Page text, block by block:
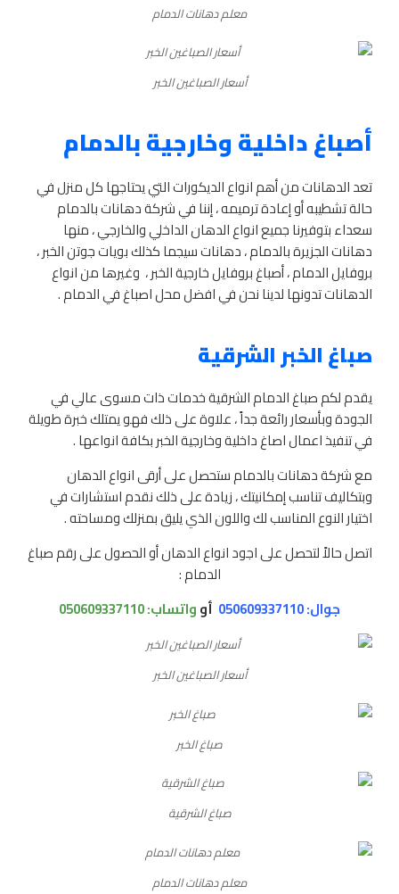
معلم دهانات الدمام
أسعار الصباغين الخبر
أصباغ داخلية وخارجية بالدمام
تعد الدهانات من أهم انواع الديكورات التي يحتاجها كل منزل في
حالة تشطيبه أو إعادة ترميمه ، إننا في شركة دهانات بالدمام
سعداء بتوفيرنا جميع انواع الدهان الداخلي والخارجي ، منها
دهانات الجزيرة بالدمام ، دهانات سيجما كذلك بويات جوتن الخبر ،
بروفايل الدمام ، أصباغ بروفايل خارجية الخبر ، وغيرها من انواع
الدهانات تدونها لدينا نحن في افضل محل اصباغ في الدمام .
صباغ الخبر الشرقية
يقدم لكم صباغ الدمام الشرقية خدمات ذات مسوى عالي في
الجودة وبأسعار رائعة جداً ، علاوة على ذلك فهو يمتلك خبرة طويلة
في تنفيذ اعمال اصاغ داخلية وخارجية الخبر بكافة انواعها .
مع شركة دهانات بالدمام ستحصل على أرقى انواع الدهان
وبتكاليف تناسب إمكانيتك ، زيادة على ذلك نقدم استشارات في
اختيار النوع المناسب لك واللون الذي يليق بمنزلك ومساحته .
اتصل حالاً لتحصل على اجود انواع الدهان أو الحصول على رقم صباغ
الدمام :
جوال: 050609337110
أوواتساب:050609337110
أسعار الصباغين الخبر
صباغ الخبر
صباغ الشرقية
معلم دهانات الدمام